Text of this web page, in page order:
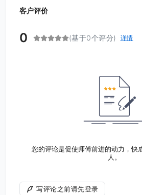
客户评价
0 (基于0个评分) 详情
您的评论是促使师傅前进的动力，快
人。
写评论之前请先登录